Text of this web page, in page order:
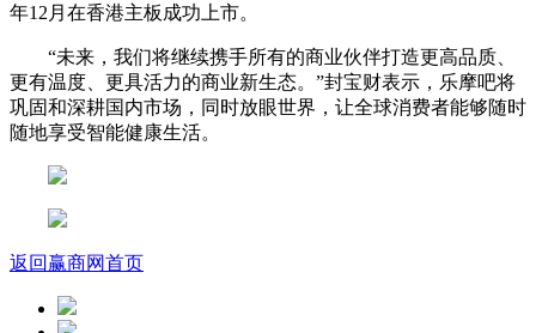
年12月在香港主板成功上市。
“未来，我们将继续携手所有的商业伙伴打造更高品质、
更有温度、更具活力的商业新生态。”封宝财表示，乐摩吧将
巩固和深耕国内市场，同时放眼世界，让全球消费者能够随时
随地享受智能健康生活。
返回赢商网首页